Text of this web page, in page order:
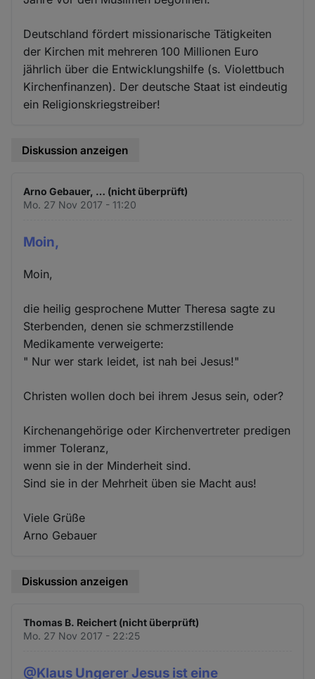
Deutschland fördert missionarische Tätigkeiten
der Kirchen mit mehreren 100 Millionen Euro
jährlich über die Entwicklungshilfe (s. Violettbuch
Kirchenfinanzen). Der deutsche Staat ist eindeutig
ein Religionskriegstreiber!
Diskussion anzeigen
Arno Gebauer, … (nicht überprüft)
Mo. 27 Nov 2017 - 11:20
Moin,
Moin,
die heilig gesprochene Mutter Theresa sagte zu
Sterbenden, denen sie schmerzstillende
Medikamente verweigerte:
" Nur wer stark leidet, ist nah bei Jesus!"
Christen wollen doch bei ihrem Jesus sein, oder?
Kirchenangehörige oder Kirchenvertreter predigen
immer Toleranz,
wenn sie in der Minderheit sind.
Sind sie in der Mehrheit üben sie Macht aus!
Viele Grüße
Arno Gebauer
Diskussion anzeigen
Thomas B. Reichert (nicht überprüft)
Mo. 27 Nov 2017 - 22:25
@Klaus Ungerer Jesus ist eine